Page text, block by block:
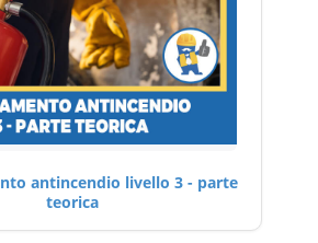
antincendio livello 3 - parte
teorica